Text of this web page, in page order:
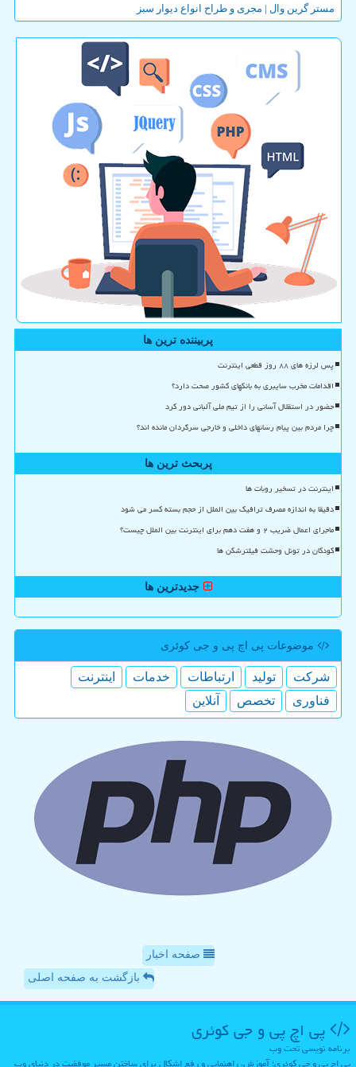
مستر گرین وال | مجری و طراح انواع دیوار سبز
پربیننده ترین ها
پس لرزه های ۸۸ روز قطعی اینترنت
اقدامات مخرب سایبری به بانکهای کشور صحت دارد؟
حضور در استقلال آسانی را از تیم ملی آلبانی دور کرد
چرا مردم بین پیام رسانهای داخلی و خارجی سرگردان مانده اند؟
پربحث ترین ها
اینترنت در تسخیر روبات ها
دقیقا به اندازه مصرف ترافیک بین الملل از حجم بسته کسر می شود
ماجرای اعمال ضریب ۲ و هفت دهم برای اینترنت بین الملل چیست؟
کودکان در تونل وحشت فیلترشکن ها
جدیدترین ها
موضوعات پی اچ پی و جی كوئری
شركت تولید ارتباطات خدمات
اینترنت
فناوری
تخصص آنلاین
صفحه اخبار
بازگشت به صفحه اصلی
پی اچ پی و جی كوئری
برنامه نویسی تحت وب